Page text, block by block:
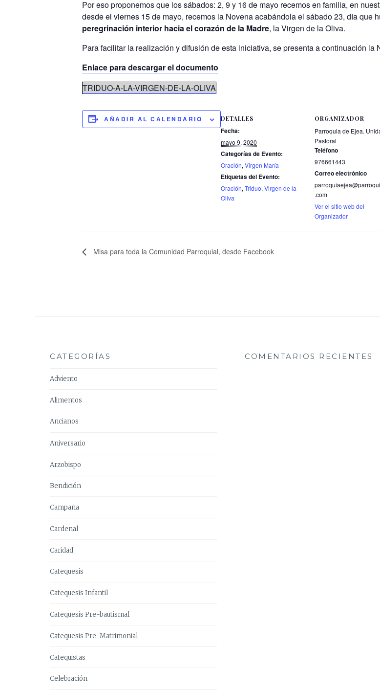
Por eso proponemos que los sábados: 2, 9 y 16 de mayo recemos en familia, en
desde el viernes 15 de mayo, recemos la Novena acabándola el sábado 23, día que
peregrinación interior hacia el corazón de la Madre, la Virgen de la Oliva.
Para facilitar la realización y difusión de esta iniciativa, se presenta a continuación la
Enlace para descargar el documento
TRIDUO-A-LA-VIRGEN-DE-LA-OLIVA
AÑADIR AL CALENDARIO DETALLES
Fecha:
mayo 9, 2020
Categorías de Evento:
Oración, Virgen María
Etiquetas del Evento:
Oración, Triduo, Virgen de la
Oliva
ORGANIZADOR
Parroquia de Ejea.
Pastoral
Teléfono
976661443
Correo electrónico
.com
Ver el sitio web del
Organizador
Misa para toda la Comunidad Parroquial, desde Facebook
CATEGORÍAS
Adviento
Alimentos
Ancianos
Aniversario
Arzobispo
Bendición
Campaña
Cardenal
Caridad
Catequesis
Catequesis Infantil
Catequesis Pre-bautismal
Catequesis Pre-Matrimonial
Catequistas
Celebración
COMENTARIOS RECIENTES